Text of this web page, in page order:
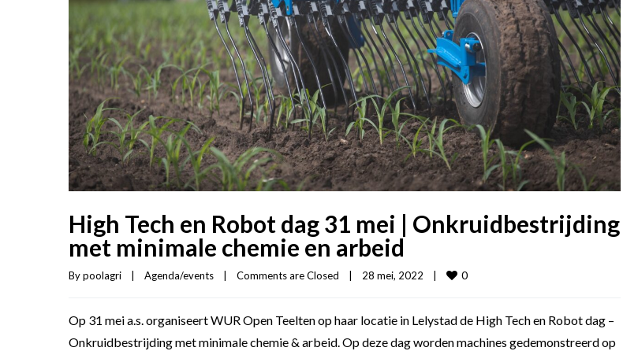
High Tech en Robot dag 31 mei | Onkruidbestrijding
met minimale chemie en arbeid
By poolagri Agenda/events Comments are Closed 28 mei, 2022 0
Op 31 mei a.s. organiseert WUR Open Teelten op haar locatie in Lelystad de High Tech en Robot dag –
Onkruidbestrijding met minimale chemie & arbeid. Op deze dag worden machines gedemonstreerd op